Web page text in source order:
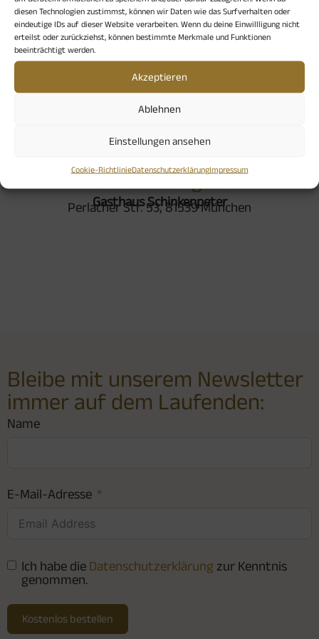
diesen Technologien zustimmst, können wir Daten wie das Surfverhalten oder
eindeutige IDs auf dieser Website verarbeiten. Wenn du deine Einwillligung nicht
erteilst oder zurückziehst, können bestimmte Merkmale und Funktionen
beeinträchtigt werden.
Akzeptieren
Ablehnen
Einstellungen ansehen
Cookie-RichtlinieDatenschutzerklärungImpressum
und qualifizierte Pilgerbegleiterin
Nur mit Anmeldung direkt bei Barbara Massion:
b.massion@mnet-online.de
Veranstaltungsort
Gasthaus Schinkenpeter
Perlacher Str. 53, 81539 München
Bleibe mit unserem Newsletter
immer auf dem Laufenden:
Name
E-Mail-Adresse
Ich habe die Datenschutzerklärung zur Kenntnis
genommen.
Kostenlos bestellen